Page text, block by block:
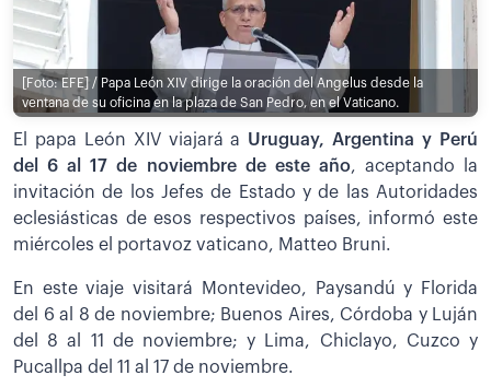
[Foto: EFE] / Papa León XIV dirige la oración del Angelus desde la
ventana de su oficina en la plaza de San Pedro, en el Vaticano.
El papa León XIV viajará a Uruguay, Argentina y Perú
del 6 al 17 de noviembre de este año, aceptando la
invitación de los Jefes de Estado y de las Autoridades
eclesiásticas de esos respectivos países, informó este
miércoles el portavoz vaticano, Matteo Bruni.
En este viaje visitará Montevideo, Paysandú y Florida
del 6 al 8 de noviembre; Buenos Aires, Córdoba y Luján
del 8 al 11 de noviembre; y Lima, Chiclayo, Cuzco y
Pucallpa del 11 al 17 de noviembre.